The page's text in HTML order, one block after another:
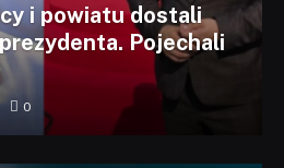
i powiatu dostali
Pojechali
0